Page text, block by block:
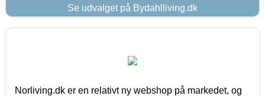
Se udvalget på Bydahlliving.dk
Norliving.dk er en relativt ny webshop på markedet, og